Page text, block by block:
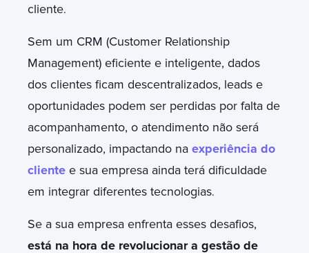
cliente.
Sem um CRM (Customer Relationship
Management) eficiente e inteligente, dados
dos clientes ficam descentralizados, leads e
oportunidades podem ser perdidas por falta de
acompanhamento, o atendimento não será
personalizado, impactando na experiência do
cliente e sua empresa ainda terá dificuldade
em integrar diferentes tecnologias.
Se a sua empresa enfrenta esses desafios,
está na hora de revolucionar a gestão de